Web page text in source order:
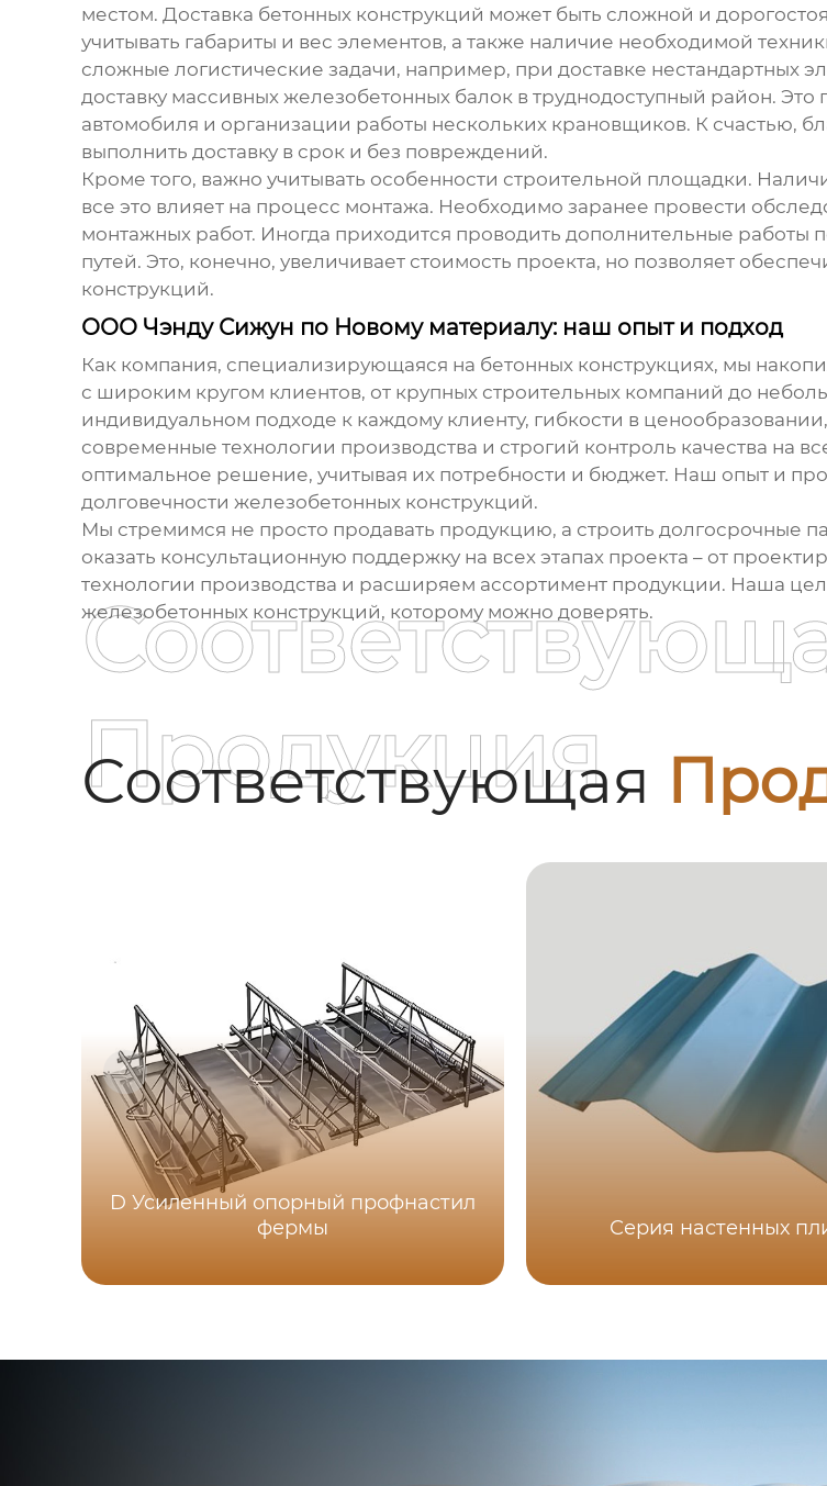
местом. Доставка бетонных конструкций может быть сложной и
учитывать габариты и вес элементов, а также наличие необходимой
сложные логистические задачи, например, при доставке нестандартных
доставку массивных железобетонных балокв труднодоступный район. Это
автомобиля и организации работы нескольких крановщиков. К счастью,
выполнить доставку в срок и без повреждений.
Кроме того, важно учитывать особенности строительной площадки.
все это влияет на процесс монтажа. Необходимо заранее провести
монтажных работ. Иногда приходится проводить дополнительные
путей. Это, конечно, увеличивает стоимость проекта, но позволяет
конструкций.
ООО Чэнду Сижун по Новому материалу: наш опыт и подход
Как компания, специализирующаяся на бетонных конструкциях, мы
с широким кругом клиентов, от крупных строительных компаний до
индивидуальном подходе к каждому клиенту, гибкости в
современные технологии производства и строгий контроль качества на
оптимальное решение, учитывая их потребности и бюджет. Наш опыт и
долговечности железобетонных конструкций.
Мы стремимся не просто продавать продукцию, а строить долгосрочные
оказать консультационную поддержку на всех этапах проекта – от
технологии производства и расширяем ассортимент продукции. Наша
железобетонных конструкций, которому можно доверять.
Соответствующая
Продукция
D Усиленный опорный профнастил
фермы
Серия настенных